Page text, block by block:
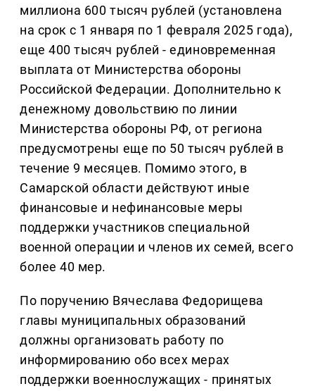
миллиона 600 тысяч рублей (установлена
на срок с 1 января по 1 февраля 2025 года),
еще 400 тысяч рублей - единовременная
выплата от Министерства обороны
Российской Федерации. Дополнительно к
денежному довольствию по линии
Министерства обороны РФ, от региона
предусмотрены еще по 50 тысяч рублей в
течение 9 месяцев. Помимо этого, в
Самарской области действуют иные
финансовые и нефинансовые меры
поддержки участников специальной
военной операции и членов их семей, всего
более 40 мер.
По поручению Вячеслава Федорищева
главы муниципальных образований
должны организовать работу по
информированию обо всех мерах
поддержки военнослужащих - принятых